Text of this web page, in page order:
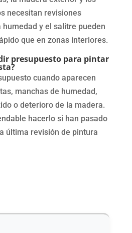
necesitan revisiones
humedad y el salitre pueden
que en zonas interiores.
presupuesto para pintar
cuando aparecen
manchas de humedad,
o deterioro de la madera.
hacerlo si han pasado
última revisión de pintura